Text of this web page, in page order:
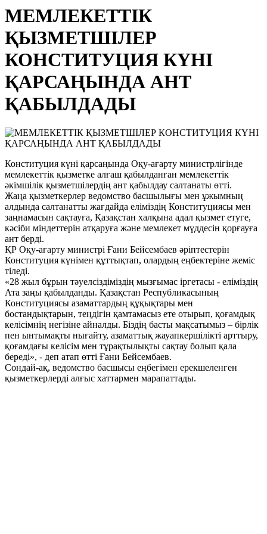
МЕМЛЕКЕТТІК
ҚЫЗМЕТШІЛЕР
КОНСТИТУЦИЯ КҮНІ
ҚАРСАҢЫНДА АНТ
ҚАБЫЛДАДЫ
Конституция күні қарсаңында Оқу-ағарту министрлігінде
мемлекеттік қызметке алғаш қабылданған мемлекеттік
әкімшілік қызметшілердің ант қабылдау салтанаты өтті.
Жаңа қызметкерлер ведомство басшылығы мен ұжымның
алдында салтанатты жағдайда еліміздің Конституциясы мен
заңнамасын сақтауға, Қазақстан халқына адал қызмет етуге,
кәсіби міндеттерін атқаруға және мемлекет мүддесін қорғауға
ант берді.
ҚР Оқу-ағарту министрі Ғани Бейсембаев әріптестерін
Конституция күнімен құттықтап, олардың еңбектеріне жеміс
тіледі.
«28 жыл бұрын тәуелсіздіміздің мызғымас іргетасы - еліміздің
Ата заңы қабылданды. Қазақстан Республикасының
Конституциясы азаматтардың құқықтары мен
бостандықтарын, теңдігін қамтамасыз ете отырып, қоғамдық
келісімнің негізіне айналды. Біздің басты мақсатымыз – бірлік
пен ынтымақты нығайту, азаматтық жауапкершілікті арттыру,
қоғамдағы келісім мен тұрақтылықты сақтау болып қала
береді», - деп атап өтті Ғани Бейсембаев.
Сондай-ақ, ведомство басшысы еңбегімен ерекшеленген
қызметкерлерді алғыс хаттармен марапаттады.